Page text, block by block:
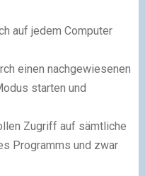
auf jedem Computer
einen nachgewiesenen
starten und
Zugriff auf sämtliche
Programms und zwar